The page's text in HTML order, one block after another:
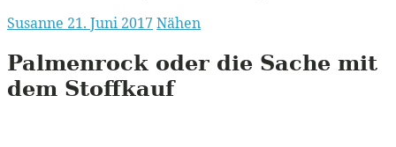
Susanne 21. Juni 2017 Nähen
Palmenrock oder die Sache mit
dem Stoffkauf